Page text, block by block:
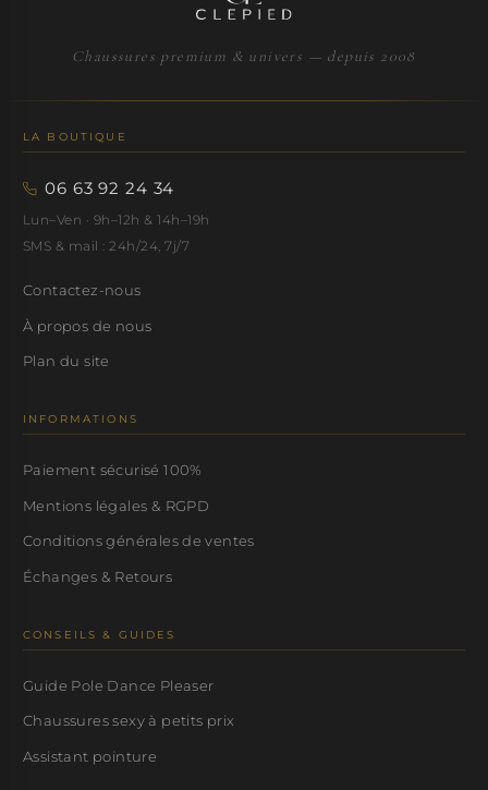
Chaussures premium & univers — depuis 2008
LA BOUTIQUE
06 63 92 24 34
Lun–Ven · 9h–12h & 14h–19h
SMS & mail : 24h/24, 7j/7
Contactez-nous
À propos de nous
Plan du site
INFORMATIONS
Paiement sécurisé 100%
Mentions légales & RGPD
Conditions générales de ventes
Échanges & Retours
CONSEILS & GUIDES
Guide Pole Dance Pleaser
Chaussures sexy à petits prix
Assistant pointure